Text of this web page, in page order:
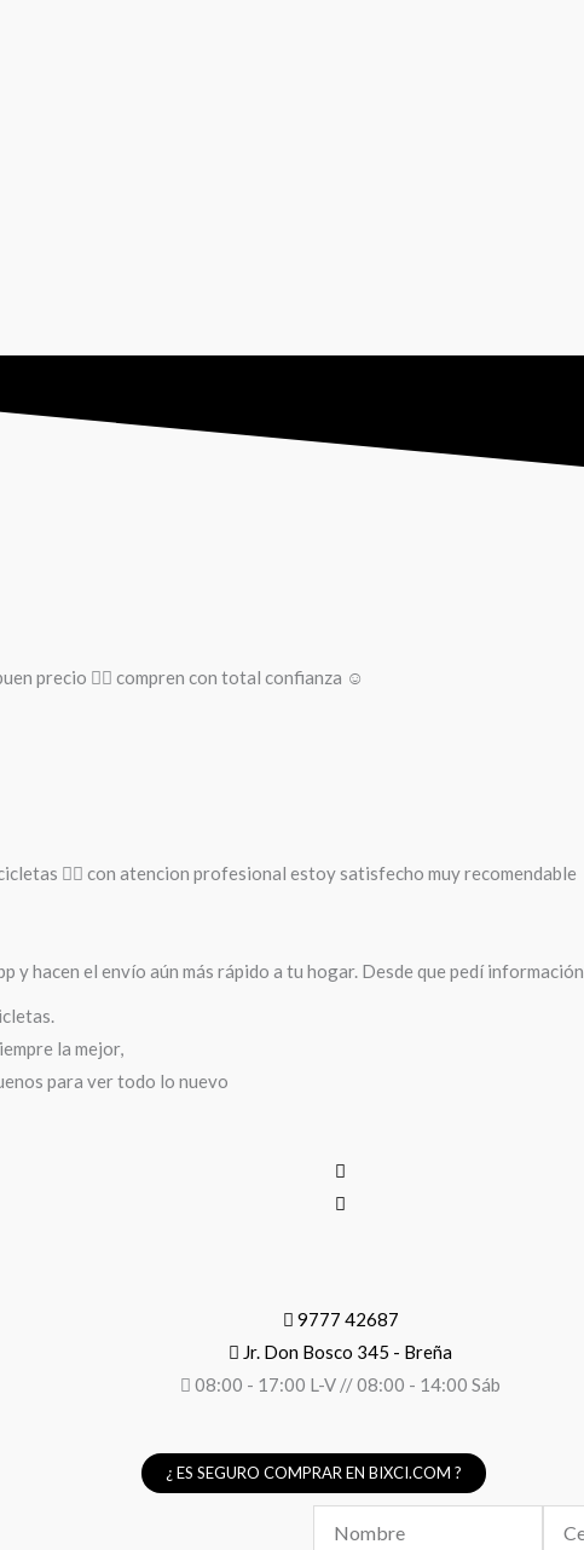
precio 👌🏻 compren con total confianza ☺️
🚵‍♀️ con atencion profesional estoy satisfecho muy recomendable
hacen el envío aún más rápido a tu hogar. Desde que pedí
la mejor,
para ver todo lo nuevo
9777 42687
Jr. Don Bosco 345 - Breña
08:00 - 17:00 L-V // 08:00 - 14:00 Sáb
¿ ES SEGURO COMPRAR EN BIXCI.COM ?